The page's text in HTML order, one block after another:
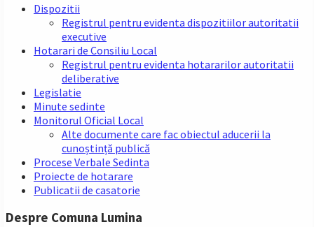
Dispozitii
Registrul pentru evidenta dispozitiilor autoritatii
executive
Hotarari de Consiliu Local
Registrul pentru evidenta hotararilor autoritatii
deliberative
Legislatie
Minute sedinte
Monitorul Oficial Local
Alte documente care fac obiectul aducerii la
cunoștință publică
Procese Verbale Sedinta
Proiecte de hotarare
Publicatii de casatorie
Despre Comuna Lumina